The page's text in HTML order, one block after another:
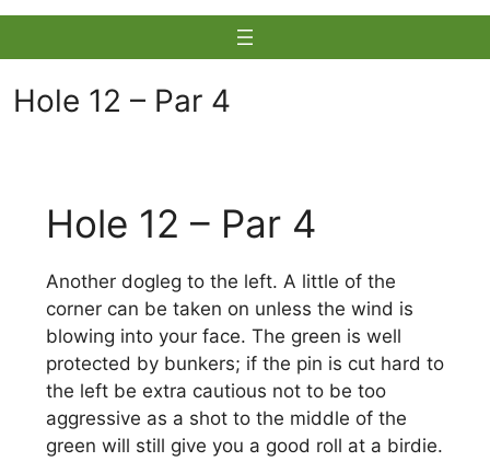
Hole 12 – Par 4
contentHole 12 – Par 4
Another dogleg to the left. A little of the
corner can be taken on unless the wind is
blowing into your face. The green is well
protected by bunkers; if the pin is cut hard to
the left be extra cautious not to be too
aggressive as a shot to the middle of the
green will still give you a good roll at a birdie.